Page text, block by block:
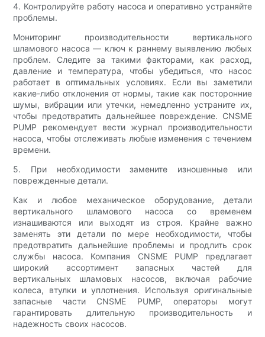
4. Контролируйте работу насоса и оперативно устраняйте
проблемы.
Мониторинг производительности вертикального
шламового насоса — ключ к раннему выявлению любых
проблем. Следите за такими факторами, как расход,
давление и температура, чтобы убедиться, что насос
работает в оптимальных условиях. Если вы заметили
какие-либо отклонения от нормы, такие как посторонние
шумы, вибрации или утечки, немедленно устраните их,
чтобы предотвратить дальнейшее повреждение. CNSME
PUMP рекомендует вести журнал производительности
насоса, чтобы отслеживать любые изменения с течением
времени.
5. При необходимости замените изношенные или
поврежденные детали.
Как и любое механическое оборудование, детали
вертикального шламового насоса со временем
изнашиваются или выходят из строя. Крайне важно
заменять эти детали по мере необходимости, чтобы
предотвратить дальнейшие проблемы и продлить срок
службы насоса. Компания CNSME PUMP предлагает
широкий ассортимент запасных частей для
вертикальных шламовых насосов, включая рабочие
колеса, втулки и уплотнения. Используя оригинальные
запасные части CNSME PUMP, операторы могут
гарантировать длительную производительность и
надежность своих насосов.